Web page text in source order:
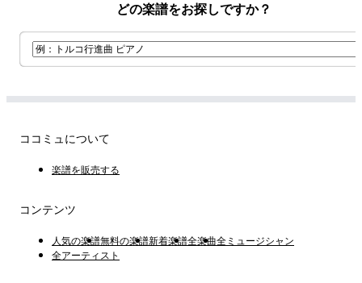
どの楽譜をお探しですか？
ココミュについて
楽譜を販売する
コンテンツ
人気の楽譜無料の楽譜新着楽譜全楽曲全ミュージシャン
全アーティスト